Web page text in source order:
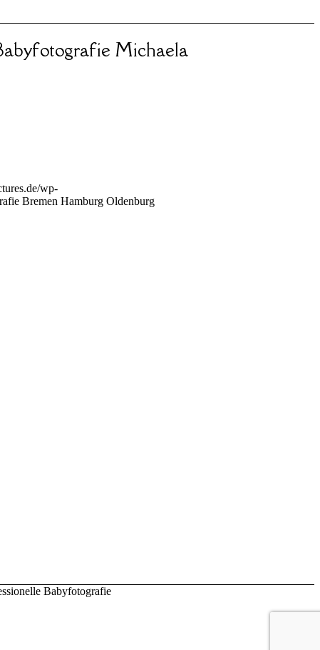
Michaela
wp-
Bremen Hamburg Oldenburg
Babyfotografie